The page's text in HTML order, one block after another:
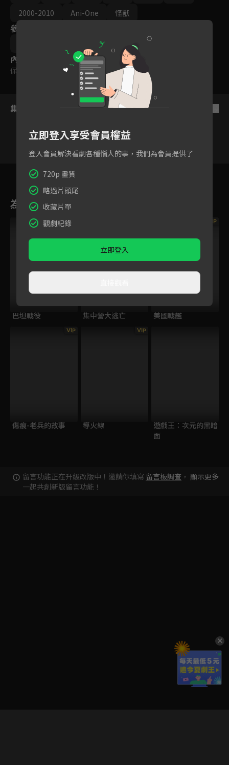
2000-2010
Ani-One 怪獸
參與演員
內容標籤
保護級
集數列表
89 90
為您推薦
巴坦戰役 集中營大逃亡
VIP
美國戰艦
VIP
傷痕-老兵的故事
VIP
導火線
遊戲王：次元的黑暗
面
留言功能正在升級改版中！邀請你填寫 留言板調查 ，
一起共創新版留言功能！
顯示更多
立即登入享受會員權益
登入會員解決看劇各種惱人的事，我們為會員提供了
720p 畫質
略過片頭尾
收藏片單
觀劇紀錄
立即登入